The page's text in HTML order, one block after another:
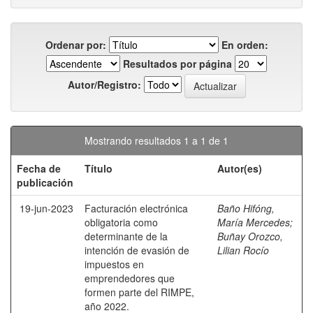
Ordenar por:
En orden:
Resultados por página
Autor/Registro:
Mostrando resultados 1 a 1 de 1
Fecha de
publicación
Título Autor(es)
19-jun-2023
Facturación electrónica
obligatoria como
determinante de la
intención de evasión de
impuestos en
emprendedores que
formen parte del RIMPE,
año 2022.
Baño Hifóng,
María Mercedes;
Buñay Orozco,
Lilian Rocío